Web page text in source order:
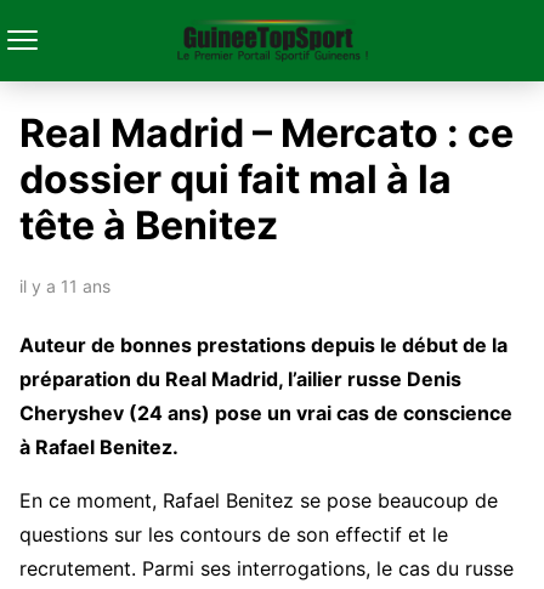
Real Madrid – Mercato : ce
dossier qui fait mal à la
tête à Benitez
il y a 11 ans
Auteur de bonnes prestations depuis le début de la
préparation du Real Madrid, l’ailier russe Denis
Cheryshev (24 ans) pose un vrai cas de conscience
à Rafael Benitez.
En ce moment, Rafael Benitez se pose beaucoup de
questions sur les contours de son effectif et le
recrutement. Parmi ses interrogations, le cas du russe